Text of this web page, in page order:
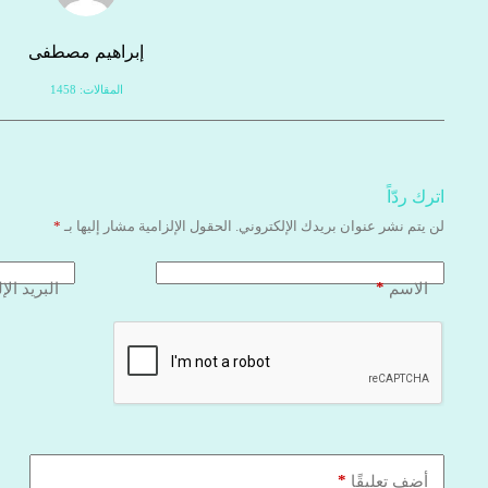
إبراهيم مصطفى
المقالات: 1458
اترك ردّاً
لن يتم نشر عنوان بريدك الإلكتروني. الحقول الإلزامية مشار إليها بـ *
الاسم* البريد
أضف تعليقًا *